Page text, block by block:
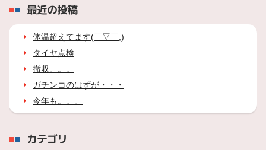
最近の投稿
体温超えてます(￣▽￣;)
タイヤ点検
撤収。。。
ガチンコのはずが・・・
今年も。。。
カテゴリ